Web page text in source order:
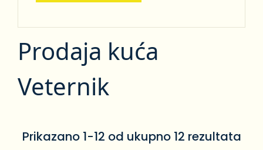
Prodaja kuća
Veternik
Prikazano 1-12 od ukupno 12 rezultata